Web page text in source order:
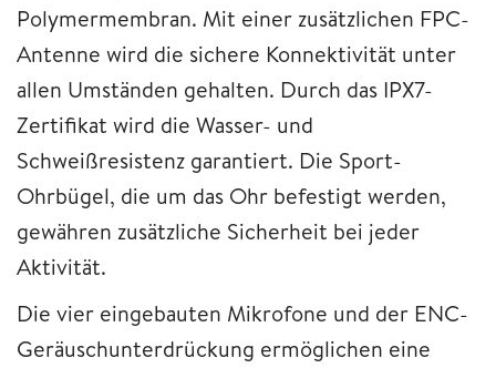
Polymermembran. Mit einer zusätzlichen FPC-
Antenne wird die sichere Konnektivität unter
allen Umständen gehalten. Durch das IPX7-
Zertifikat wird die Wasser- und
Schweißresistenz garantiert. Die Sport-
Ohrbügel, die um das Ohr befestigt werden,
gewähren zusätzliche Sicherheit bei jeder
Aktivität.
Die vier eingebauten Mikrofone und der ENC-
Geräuschunterdrückung ermöglichen eine